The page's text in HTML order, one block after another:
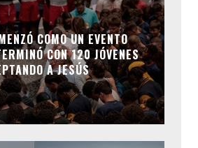
COMO UN EVENTO
CON 120 JÓVENES
A JESÚS